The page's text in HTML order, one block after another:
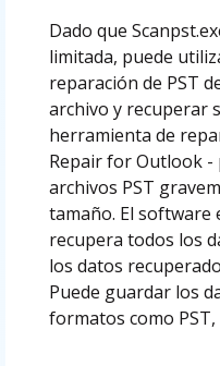
Dado que
limitada, puede
reparación de PST
archivo y recuperar
herramienta de
Repair for Outlook -
archivos PST
tamaño. El software
recupera todos los
los datos
Puede guardar los
formatos como PST,